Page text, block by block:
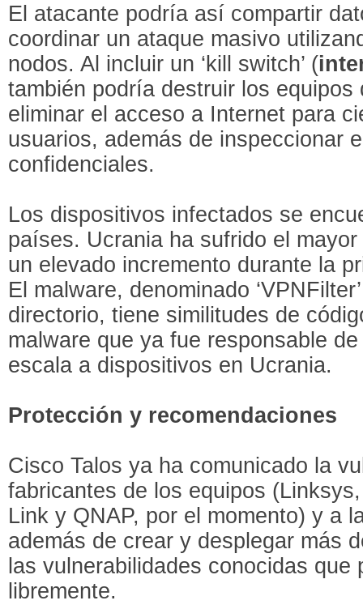
El atacante podría así compartir
coordinar un ataque masivo
nodos. Al incluir un ‘kill switch’ (
también podría destruir los
eliminar el acceso a Internet para
usuarios, además de inspeccionar
confidenciales.
Los dispositivos infectados se
países. Ucrania ha sufrido el
un elevado incremento durante la
El malware, denominado
directorio, tiene similitudes de
malware que ya fue responsable
escala a dispositivos en Ucrania.
Protección y recomendaciones
Cisco Talos ya ha comunicado la
fabricantes de los equipos
Link y QNAP, por el momento) y a
además de crear y desplegar más
las vulnerabilidades conocidas que
libremente.